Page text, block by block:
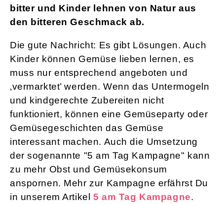
bitter und Kinder lehnen von Natur aus
den bitteren Geschmack ab.
Die gute Nachricht: Es gibt Lösungen. Auch
Kinder können Gemüse lieben lernen, es
muss nur entsprechend angeboten und
‚vermarktet’ werden. Wenn das Untermogeln
und kindgerechte Zubereiten nicht
funktioniert, können eine Gemüseparty oder
Gemüsegeschichten das Gemüse
interessant machen. Auch die Umsetzung
der sogenannte "5 am Tag Kampagne" kann
zu mehr Obst und Gemüsekonsum
anspornen. Mehr zur Kampagne erfährst Du
in unserem Artikel 5 am Tag Kampagne.